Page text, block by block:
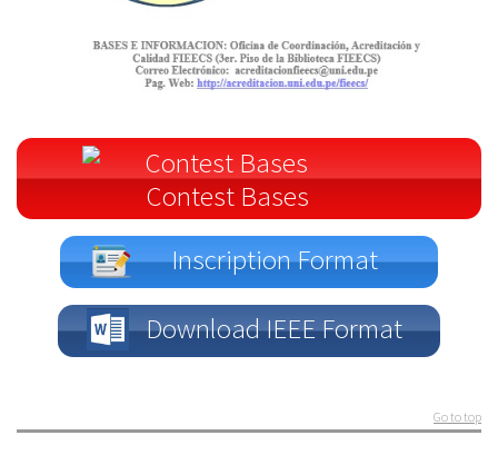
Contest Bases
Inscription Format
Download IEEE Format
Go to top